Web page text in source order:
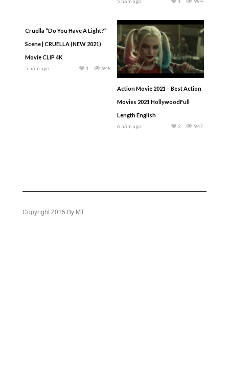
Cruella “Do You Have A Light?”
Scene | CRUELLA (NEW 2021)
Movie CLIP 4K
5 năm ago 948
1
Action Movie 2021 – Best Action
Movies 2021 HollywoodFull
Length English
6 năm ago 947
2
Copyright 2015 By MT